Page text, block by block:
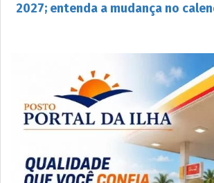
2027; entenda a mudança no